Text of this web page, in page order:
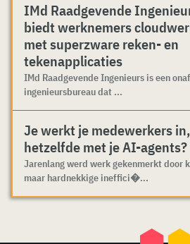
IMd Raadgevende
biedt werknemers
met superzware reken- en
tekenapplicaties
IMd Raadgevende Ingenieurs is een
ingenieursbureau dat ...
Je werkt je medewerkers
hetzelfde met je AI-agents?
Jarenlang werd werk gekenmerkt door
maar hardnekkige ineffici�...